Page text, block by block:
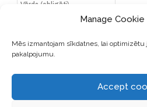
Manage
Mēs izmantojam sīkdatnes, lai
pakalpojumu.
Accept
E-PASTA ADRESI UN VIETNI
ŠAJĀ PĀRLŪKPROGRAMMĀ
NĀKAMAJAI REIZEI, KAD